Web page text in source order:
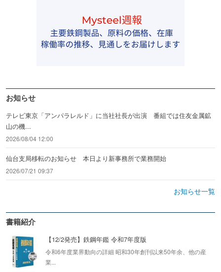
お知らせ
テレビ東京「アンパラレルド」に当社社長が出演 番組では住友金属鉱
山の機...
2026/08/04 12:00
仙台支局移転のお知らせ 本日より新事務所で業務開始
2026/07/21 09:37
お知らせ一覧
書籍紹介
【12/2発売】鉄鋼年鑑 令和7年度版
令和6年度業界動向の詳細 昭和30年創刊以来50年余、他の産
業...